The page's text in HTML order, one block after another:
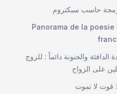
Panorama de la
والحنونة دائماً : للزوج
على الزواج
: قوت لا تموت